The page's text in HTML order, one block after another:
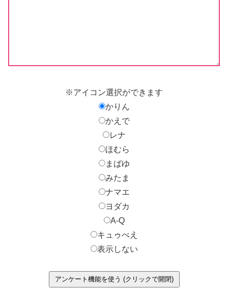
※アイコン選択ができます
かりん
かえで
レナ
ほむら
まばゆ
みたま
ナマエ
ヨダカ
A-Q
キュゥべえ
表示しない
アンケート機能を使う (クリックで開閉)